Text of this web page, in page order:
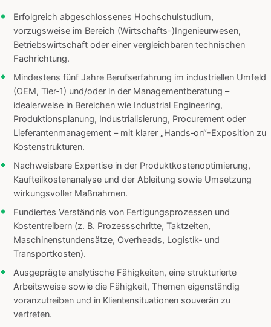
Erfolgreich abgeschlossenes Hochschulstudium,
vorzugsweise im Bereich (Wirtschafts-)Ingenieurwesen,
Betriebswirtschaft oder einer vergleichbaren technischen
Fachrichtung.
Mindestens fünf Jahre Berufserfahrung im industriellen Umfeld
(OEM, Tier‑1) und/oder in der Managementberatung –
idealerweise in Bereichen wie Industrial Engineering,
Produktionsplanung, Industrialisierung, Procurement oder
Lieferantenmanagement – mit klarer „Hands‑on“-Exposition zu
Kostenstrukturen.
Nachweisbare Expertise in der Produktkostenoptimierung,
Kaufteilkostenanalyse und der Ableitung sowie Umsetzung
wirkungsvoller Maßnahmen.
Fundiertes Verständnis von Fertigungsprozessen und
Kostentreibern (z. B. Prozessschritte, Taktzeiten,
Maschinenstundensätze, Overheads, Logistik‑ und
Transportkosten).
Ausgeprägte analytische Fähigkeiten, eine strukturierte
Arbeitsweise sowie die Fähigkeit, Themen eigenständig
voranzutreiben und in Klientensituationen souverän zu
vertreten.